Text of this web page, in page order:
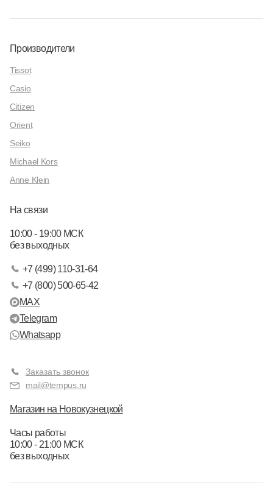
Производители
Tissot
Casio
Citizen
Orient
Seiko
Michael Kors
Anne Klein
На связи
10:00 - 19:00 МСК
без выходных
+7 (499) 110-31-64
+7 (800) 500-65-42
MAX
Telegram
Whatsapp
Заказать звонок
mail@tempus.ru
Магазин на Новокузнецкой
Часы работы
10:00 - 21:00 МСК
без выходных